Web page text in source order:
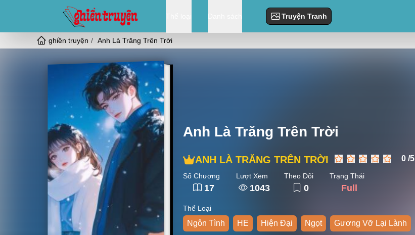
Truyện Tranh
ghiền truyện Anh Là Trăng Trên Trời
Anh Là Trăng Trên Trời
ANH LÀ TRĂNG TRÊN TRỜI 0 /5
Số Chương
17
Lượt Xem
1043
Theo Dõi
0
Trạng Thái
Full
Thể Loại
Ngôn Tình HE Hiện Đại Ngọt Gương Vỡ Lại Lành